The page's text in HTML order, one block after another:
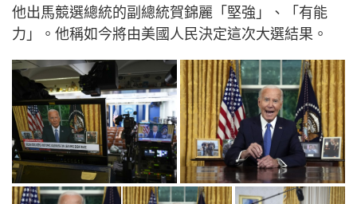
他出馬競選總統的副總統賀錦麗「堅強」、「有能
力」。他稱如今將由美國人民決定這次大選結果。